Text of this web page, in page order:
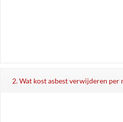
2. Wat kost asbest verwijderen per